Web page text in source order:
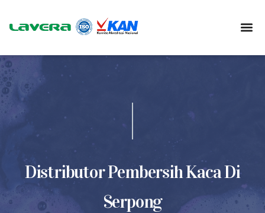
Distributor Pembersih Kaca Di
Serpong